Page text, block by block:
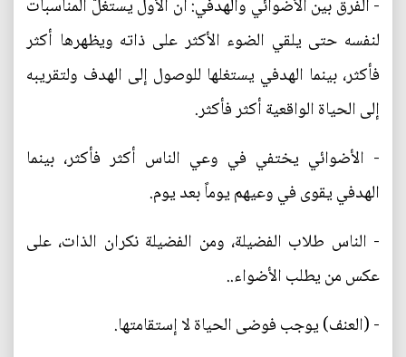
- الفرق بين الأضوائي والهدفي: أن الأول يستغلّ المناسبات
لنفسه حتى يلقي الضوء الأكثر على ذاته ويظهرها أكثر
فأكثر، بينما الهدفي يستغلها للوصول إلى الهدف ولتقريبه
إلى الحياة الواقعية أكثر فأكثر.
- الأضوائي يختفي في وعي الناس أكثر فأكثر، بينما
الهدفي يقوى في وعيهم يوماً بعد يوم.
- الناس طلاب الفضيلة، ومن الفضيلة نكران الذات، على
عكس من يطلب الأضواء..
- (العنف) يوجب فوضى الحياة لا إستقامتها.